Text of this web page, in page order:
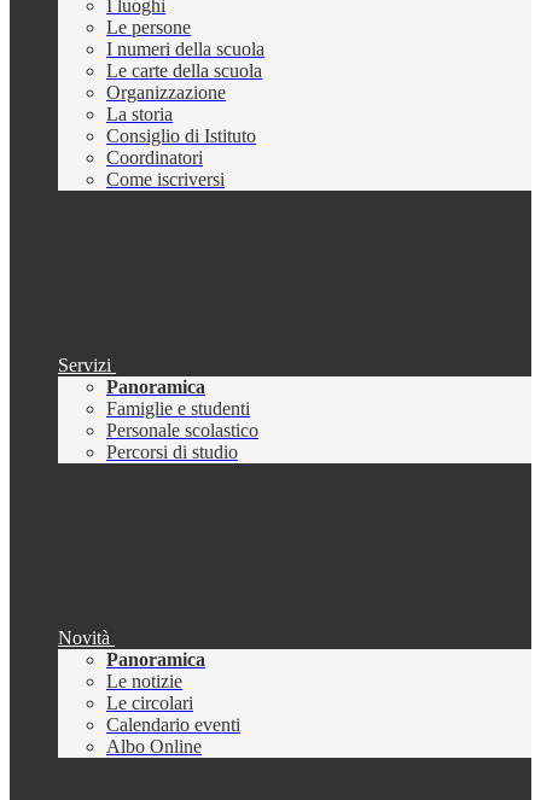
I luoghi
Le persone
I numeri della scuola
Le carte della scuola
Organizzazione
La storia
Consiglio di Istituto
Coordinatori
Come iscriversi
Servizi
Panoramica
Famiglie e studenti
Personale scolastico
Percorsi di studio
Novità
Panoramica
Le notizie
Le circolari
Calendario eventi
Albo Online